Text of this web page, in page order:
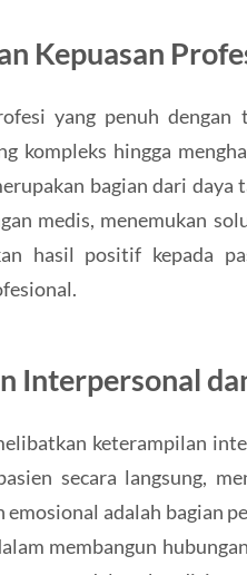
Kepuasan
yang penuh dengan
kompleks hingga
bagian dari daya
medis, menemukan
hasil positif kepada
Interpersonal
keterampilan
secara langsung,
emosional adalah bagian
membangun